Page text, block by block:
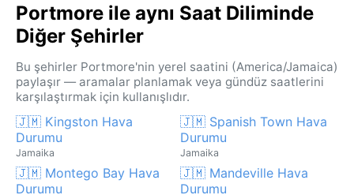
Portmore ile aynı Saat Diliminde
Diğer Şehirler
Bu şehirler Portmore'nin yerel saatini (America/Jamaica)
paylaşır — aramalar planlamak veya gündüz saatlerini
karşılaştırmak için kullanışlıdır.
🇯🇲 Kingston Hava
Durumu
Jamaika
🇯🇲 Spanish Town Hava
Durumu
Jamaika
🇯🇲 Montego Bay Hava
Durumu
🇯🇲 Mandeville Hava
Durumu